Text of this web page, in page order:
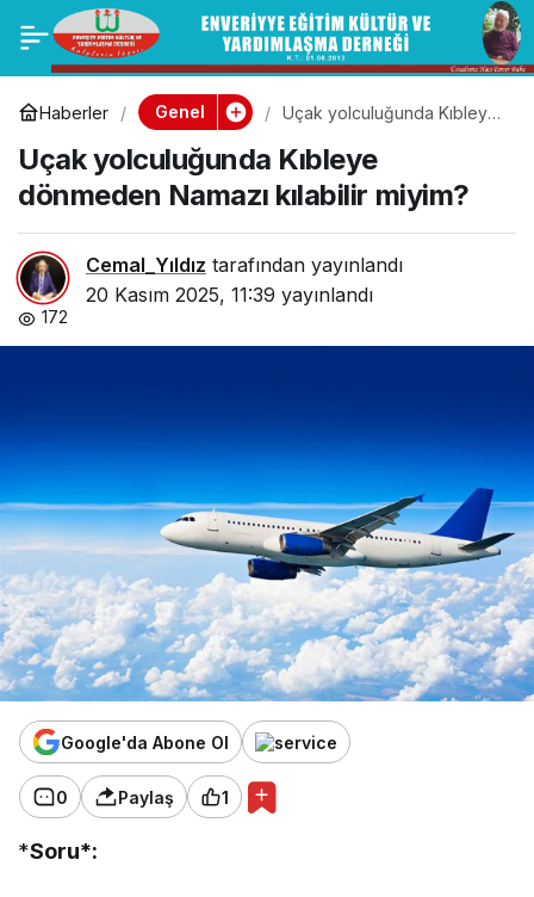
Haberler Genel
Uçak yolculuğunda Kıbleye
miyim?
Uçak yolculuğunda Kıbleye
dönmeden Namazı kılabilir miyim?
Cemal_Yıldız tarafından yayınlandı
20 Kasım 2025, 11:39 yayınlandı
172
Google'da Abone Ol
0 Paylaş 1
*Soru*:
Makale – Cemal Yıldız
– Tasavvuf Bir Yaşam
Biçimi midir?
0 Paylaş